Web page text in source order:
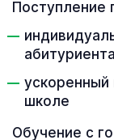
Поступление
ускоренный
школе
Обучение с